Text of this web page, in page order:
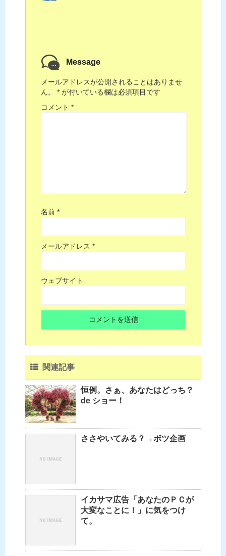
Message
メールアドレスが公開されることはありませ
ん。
* が付いている欄は必須項目です
コメント *
名前 *
メールアドレス *
ウェブサイト
関連記事
恒例。さぁ、あなたはどっち？
de ショー！
ささやいてみる？→ボツ企画
イカサマ広告「あなたのＰＣが
大変なことに！」に気をつけ
て。